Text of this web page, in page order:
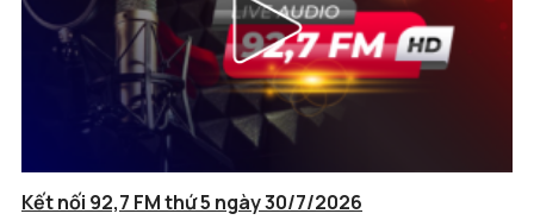
Kết nối 92,7 FM thứ 5 ngày 30/7/2026